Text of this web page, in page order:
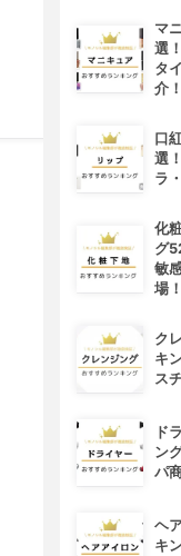
マ
選
タ
介！
口
選
ラ
化
グ
敏
場！
ク
キ
ス
ド
ン
パ
ヘ
キ